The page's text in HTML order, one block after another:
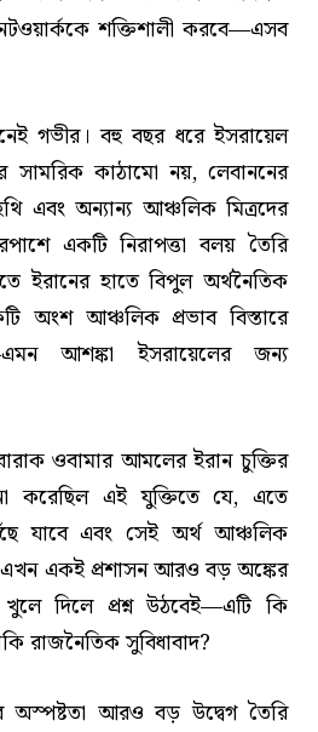
শক্তিশালী করবে—এসব
গভীর। বহু বছর ধরে ইসরায়েল
কাঠামো নয়, লেবাননের
এবং অন্যান্য আঞ্চলিক মিত্রদের
একটি নিরাপত্তা বলয় তৈরি
ইরানের হাতে বিপুল অর্থনৈতিক
অংশ আঞ্চলিক প্রভাব বিস্তারে
আশঙ্কা ইসরায়েলের জন্য
ওবামার আমলের ইরান চুক্তির
করেছিল এই যুক্তিতে যে, এতে
যাবে এবং সেই অর্থ আঞ্চলিক
এখন একই প্রশাসন আরও বড় অঙ্কের
দিলে প্রশ্ন উঠবেই—এটি কি
রাজনৈতিক সুবিধাবাদ?
অস্পষ্টতা আরও বড় উদ্বেগ তৈরি